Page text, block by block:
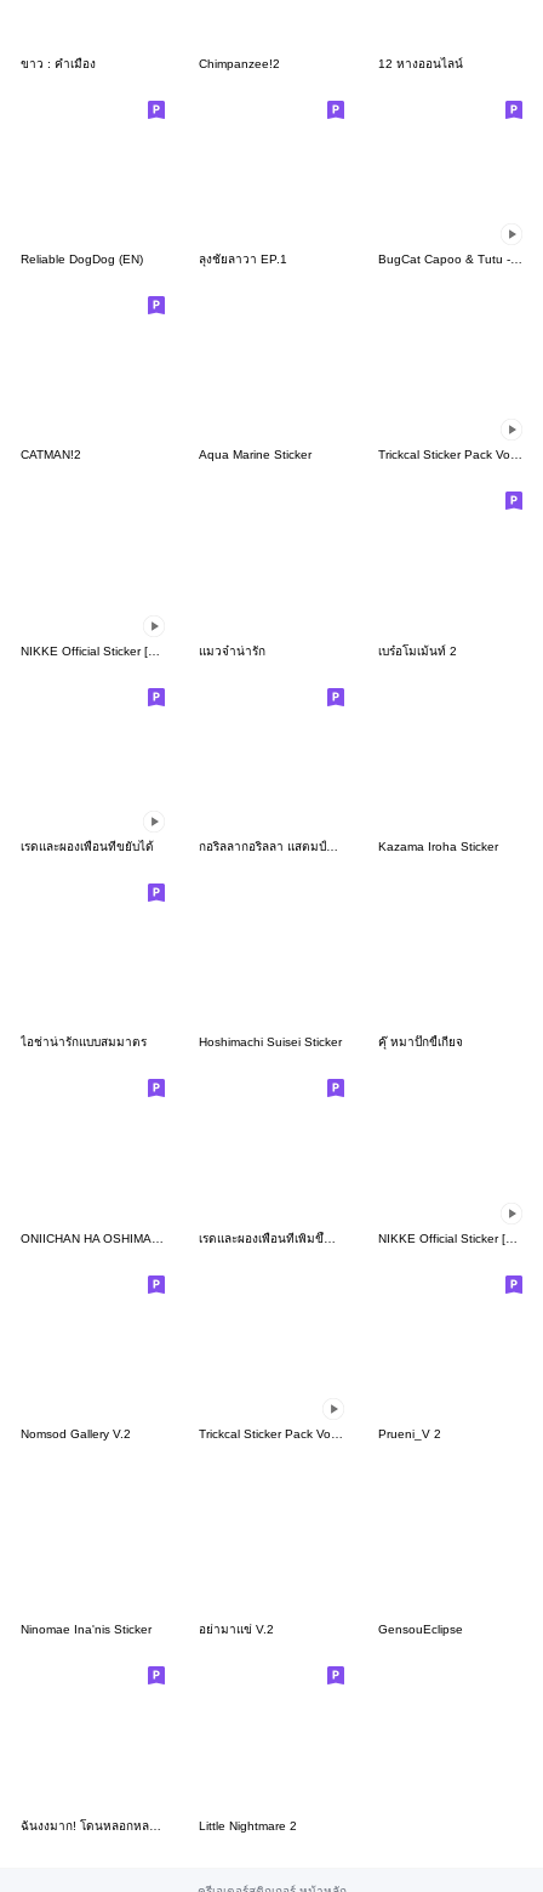
ขาว : คำเมือง Chimpanzee!2 12 หางออนไลน์
Reliable DogDog (EN) ลุงชัยลาวา EP.1 BugCat Capoo & Tutu - move move
CATMAN!2 Aqua Marine Sticker Trickcal Sticker Pack Vol. 2
แมวจ๋าน่ารัก เบร๋อโมเม้นท์ 2
เรดและผองเพื่อนที่ขยับได้ Kazama Iroha Sticker
ไอช่าน่ารักแบบสมมาตร Hoshimachi Suisei Sticker คุ๊ หมาปั๊กขี้เกียจ
NIKKE Official Sticker [2nd Batch]
Nomsod Gallery V.2 Prueni_V 2
Ninomae Ina'nis Sticker อย่ามาแข่ V.2 GensouEclipse
Little Nightmare 2